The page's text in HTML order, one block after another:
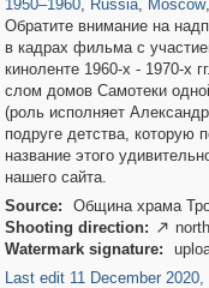
1950–1960, Russia, Moscow,
Обратите внимание на
в кадрах фильма с
киноленте 1960-х - 1970-х
слом домов Самотеки
(роль исполняет
подруге детства, которую
название этого
нашего сайта.
Source:
Община храма
Shooting direction: 
Watermark signature:
Last edit 11 December 2020,